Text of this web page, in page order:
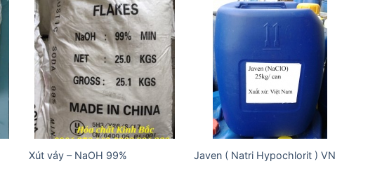
Add to
wishlist
Xút vảy – NaOH 99%
Add to
wishlist
Javen ( Natri Hypochlorit ) VN